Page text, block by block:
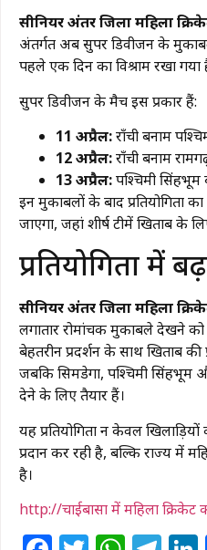
सीनियर अंतर जिला महिला
अंतर्गत अब सुपर डिवीजन के
पहले एक दिन का विश्राम रखा गया
सुपर डिवीजन के मैच इस प्रकार हैं:
11 अप्रैल:राँची बनाम
12 अप्रैल:राँची बनाम
13 अप्रैल:पश्चिमी सिंहभूम
इन मुकाबलों के बाद प्रतियोगिता
जाएगा, जहां शीर्ष टीमें खिताब के
प्रतियोगिता में
सीनियर अंतर जिला महिला
लगातार रोमांचक मुकाबले देखने को
बेहतरीन प्रदर्शन के साथ खिताब की
जबकि सिमडेगा, पश्चिमी सिंहभूम
देने के लिए तैयार हैं।
यह प्रतियोगिता न केवल
प्रदान कर रही है, बल्कि राज्य में
है।
http://चाईबासा में महिला क्रिकेट